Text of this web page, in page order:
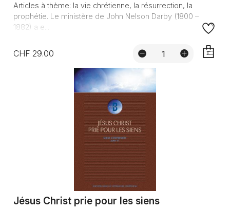
Articles à thème: la vie chrétienne, la résurrection, la
prophétie. Le ministère de John Nelson Darby (1800 –
1882) a e...
CHF 29.00
Jésus Christ prie pour les siens